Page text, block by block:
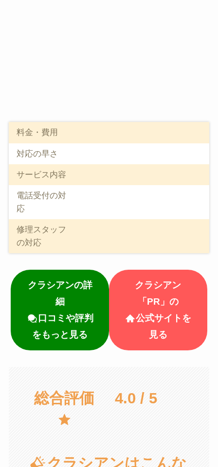
料金・費用
対応の早さ
サービス内容
電話受付の対
応
修理スタッフ
の対応
クラシアンの詳
細
口コミや評判
をもっと見る
クラシアン
「PR」の
公式サイトを
見る
総合評価 4.0 / 5
クラシアンはこんな